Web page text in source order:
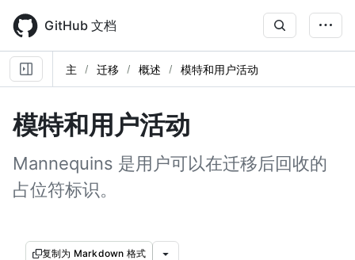
main
content
GitHub 文档
主 迁移 概述 模特和用户活动
模特和用户活动
Mannequins 是用户可以在迁移后回收的
占位符标识。
复制为 Markdown 格式